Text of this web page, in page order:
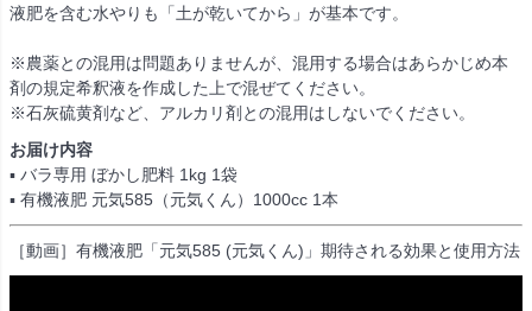
液肥を含む水やりも「土が乾いてから」が基本です。
※農薬との混用は問題ありませんが、混用する場合はあらかじめ本
剤の規定希釈液を作成した上で混ぜてください。
※石灰硫黄剤など、アルカリ剤との混用はしないでください。
お届け内容
▪ バラ専用 ぼかし肥料 1kg 1袋
▪ 有機液肥 元気585（元気くん）1000cc 1本
［動画］有機液肥「元気585 (元気くん)」期待される効果と使用方法